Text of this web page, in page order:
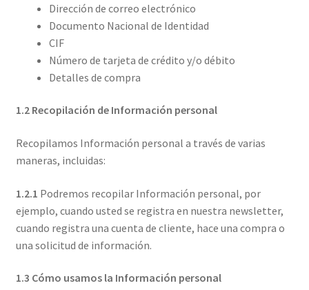
Dirección de correo electrónico
Documento Nacional de Identidad
CIF
Número de tarjeta de crédito y/o débito
Detalles de compra
1.2 Recopilación de Información personal
Recopilamos Información personal a través de varias
maneras, incluidas:
1.2.1 Podremos recopilar Información personal, por
ejemplo, cuando usted se registra en nuestra newsletter,
cuando registra una cuenta de cliente, hace una compra o
una solicitud de información.
1.3 Cómo usamos la Información personal